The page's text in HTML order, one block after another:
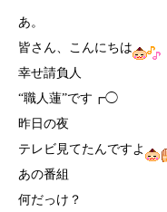
あ。
皆さん、こんにちは
幸せ請負人
“職人蓮”です┏◯
昨日の夜
テレビ見てたんですよ
あの番組
何だっけ？